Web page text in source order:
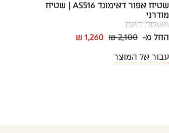
שטיח אפור דאימונד AS516 | שטיח
מודרני
משלוח חינם
החל מ- ₪ 2,100
₪ 1,260
עבור אל המוצר